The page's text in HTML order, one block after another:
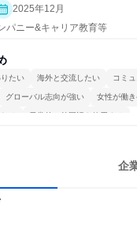
2025年12月
パニー&キャリア教育等
たい 海外と交流したい コミ
グローバル志向が強い 女性が働
る 日常的に外国語を使用する
企